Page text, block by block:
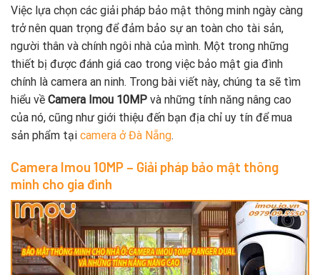
Việc lựa chọn các giải pháp bảo mật thông minh ngày càng
trở nên quan trọng để đảm bảo sự an toàn cho tài sản,
người thân và chính ngôi nhà của mình. Một trong những
thiết bị được đánh giá cao trong việc bảo mật gia đình
chính là camera an ninh. Trong bài viết này, chúng ta sẽ tìm
hiểu về Camera Imou 10MP và những tính năng nâng cao
của nó, cũng như giới thiệu đến bạn địa chỉ uy tín để mua
sản phẩm tại camera ở Đà Nẵng.
Camera Imou 10MP – Giải pháp bảo mật thông
minh cho gia đình